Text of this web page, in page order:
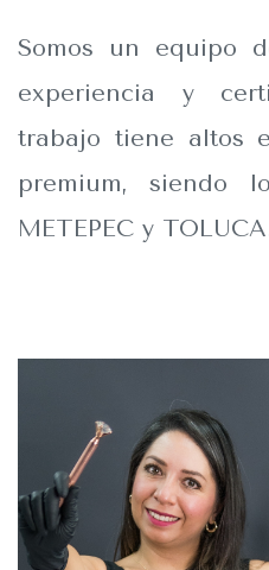
Somos un equipo
experiencia y
trabajo tiene altos
premium, siendo
METEPEC y